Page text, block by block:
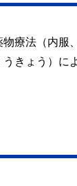
療法（内服
きょう）に